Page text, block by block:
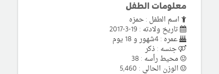
معلومات الطفل
اسم الطفل : حمزه
تاريخ ولادته : 19-3-2017
عمره : 4شهور و 18 يوم
جنسه : ذكر
محيط رأسه : 38
الوزن الحالي : 5,460